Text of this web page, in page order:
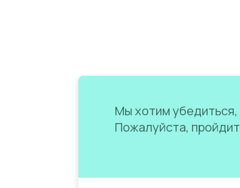
Мы хотим
Пожалуйста,